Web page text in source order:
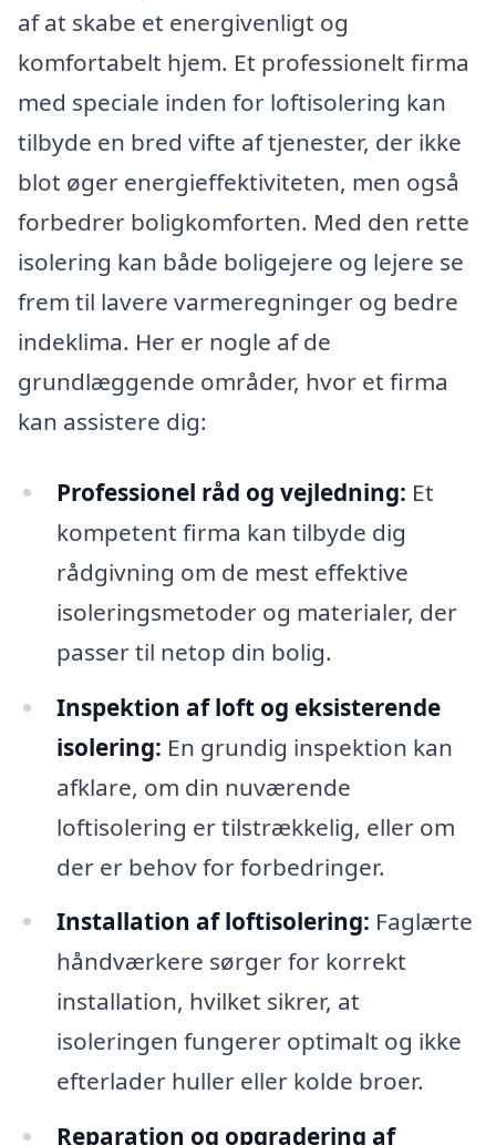
af at skabe et energivenligt og
komfortabelt hjem. Et professionelt firma
med speciale inden for loftisolering kan
tilbyde en bred vifte af tjenester, der ikke
blot øger energieffektiviteten, men også
forbedrer boligkomforten. Med den rette
isolering kan både boligejere og lejere se
frem til lavere varmeregninger og bedre
indeklima. Her er nogle af de
grundlæggende områder, hvor et firma
kan assistere dig:
Professionel råd og vejledning: Et
kompetent firma kan tilbyde dig
rådgivning om de mest effektive
isoleringsmetoder og materialer, der
passer til netop din bolig.
Inspektion af loft og eksisterende
isolering: En grundig inspektion kan
afklare, om din nuværende
loftisolering er tilstrækkelig, eller om
der er behov for forbedringer.
Installation af loftisolering: Faglærte
håndværkere sørger for korrekt
installation, hvilket sikrer, at
isoleringen fungerer optimalt og ikke
efterlader huller eller kolde broer.
Reparation og opgradering af